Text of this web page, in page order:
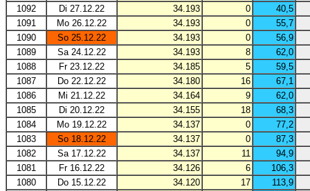
1092
Di 27.12.22 34.193 0
40,5
1091
Mo 26.12.22 34.193 0
55,7
1090
So 25.12.22 34.193 0
56,9
1089
Sa 24.12.22 34.193 8
62,0
1088
Fr 23.12.22 34.185 5
59,5
1087
Do 22.12.22 34.180 16
67,1
1086
Mi 21.12.22 34.164 9
62,0
1085
Di 20.12.22 34.155 18
68,3
1084
Mo 19.12.22 34.137 0
77,2
1083
So 18.12.22 34.137 0
87,3
1082
Sa 17.12.22 34.137 11
94,9
1081
Fr 16.12.22 34.126 6
106,3
1080
Do 15.12.22 34.120 17
113,9